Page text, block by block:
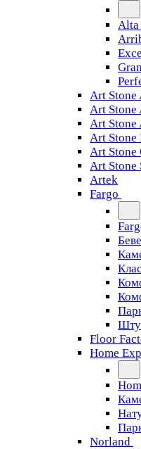
Alta
Art Stone
Art Stone
Art Stone
Art Stone
Art Stone
Art Stone
Artek
Fargo
Floor
Home
Norland